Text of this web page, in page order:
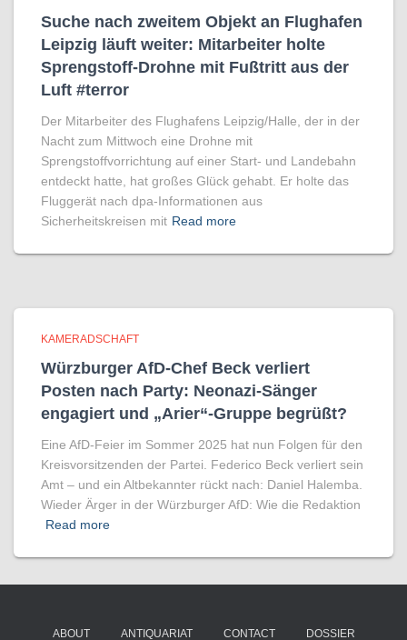
Suche nach zweitem Objekt an Flughafen
Leipzig läuft weiter: Mitarbeiter holte
Sprengstoff-Drohne mit Fußtritt aus der
Luft #terror
Der Mitarbeiter des Flughafens Leipzig/Halle, der in der
Nacht zum Mittwoch eine Drohne mit
Sprengstoffvorrichtung auf einer Start- und Landebahn
entdeckt hatte, hat großes Glück gehabt. Er holte das
Fluggerät nach dpa-Informationen aus
Sicherheitskreisen mit Read more
KAMERADSCHAFT
Würzburger AfD-Chef Beck verliert
Posten nach Party: Neonazi-Sänger
engagiert und „Arier“-Gruppe begrüßt?
Eine AfD-Feier im Sommer 2025 hat nun Folgen für den
Kreisvorsitzenden der Partei. Federico Beck verliert sein
Amt – und ein Altbekannter rückt nach: Daniel Halemba.
Wieder Ärger in der Würzburger AfD: Wie die Redaktion
Read more
ABOUT ANTIQUARIAT CONTACT DOSSIER